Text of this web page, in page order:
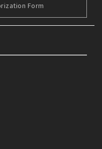
Form